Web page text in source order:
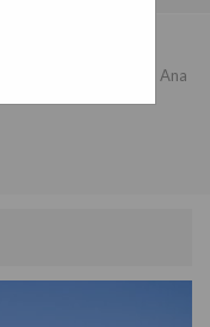
- Residencial Ana